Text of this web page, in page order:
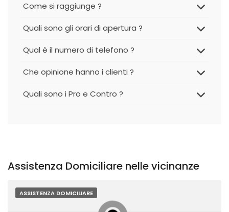
Come si raggiunge ?
Quali sono gli orari di apertura ?
Qual è il numero di telefono ?
Che opinione hanno i clienti ?
Quali sono i Pro e Contro ?
Assistenza Domiciliare nelle vicinanze
ASSISTENZA DOMICILIARE